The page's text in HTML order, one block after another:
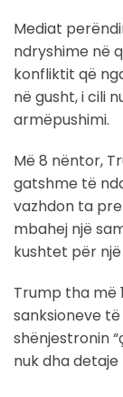
Mediat
ndryshime në
konfliktit që
në gusht, i cili
armëpushimi.
Më 8 nëntor,
gatshme të
vazhdon ta
mbahej një
kushtet për
Trump tha më
sanksioneve
shënjestronin
nuk dha